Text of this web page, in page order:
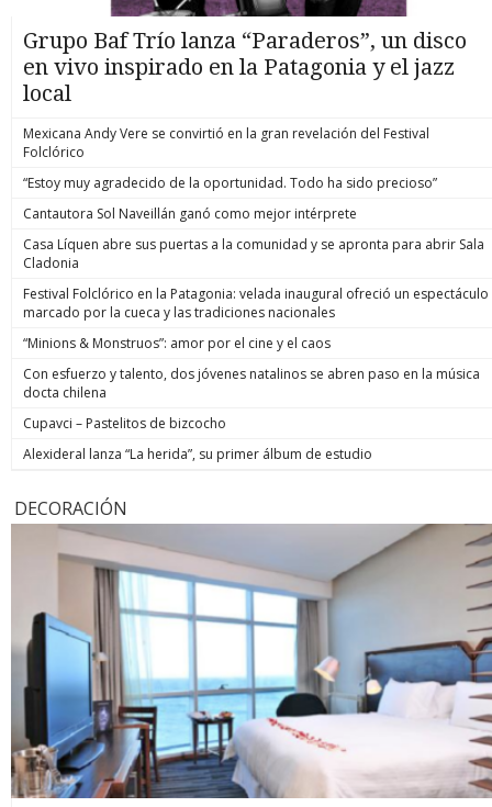
Grupo Baf Trío lanza “Paraderos”, un disco
en vivo inspirado en la Patagonia y el jazz
local
Mexicana Andy Vere se convirtió en la gran revelación del Festival
Folclórico
“Estoy muy agradecido de la oportunidad. Todo ha sido precioso”
Cantautora Sol Naveillán ganó como mejor intérprete
Casa Líquen abre sus puertas a la comunidad y se apronta para abrir Sala
Cladonia
Festival Folclórico en la Patagonia: velada inaugural ofreció un espectáculo
marcado por la cueca y las tradiciones nacionales
“Minions & Monstruos”: amor por el cine y el caos
Con esfuerzo y talento, dos jóvenes natalinos se abren paso en la música
docta chilena
Cupavci – Pastelitos de bizcocho
Alexideral lanza “La herida”, su primer álbum de estudio
DECORACIÓN